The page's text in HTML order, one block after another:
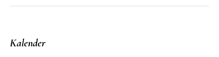
Kalender